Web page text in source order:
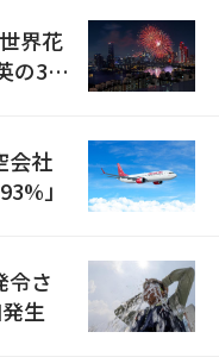
界花
の3カ
会社
」
令さ
生